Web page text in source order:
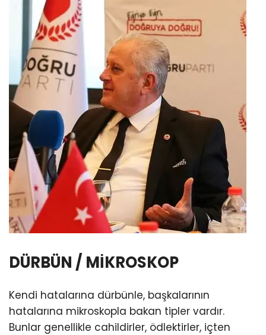
DÜRBÜN / MİKROSKOP
Kendi hatalarına dürbünle, başkalarının
hatalarına mikroskopla bakan tipler vardır.
Bunlar genellikle cahildirler, ödlektirler, içten